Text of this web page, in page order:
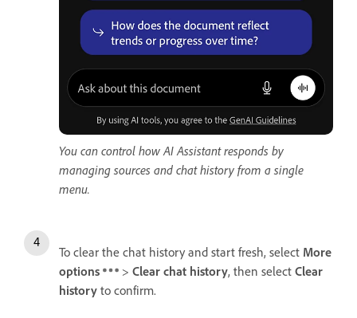
You can control how AI Assistant responds by
managing sources and chat history from a single
menu.
To clear the chat history and start fresh, select More
options
> Clear chat history, then select Clear
history to confirm.